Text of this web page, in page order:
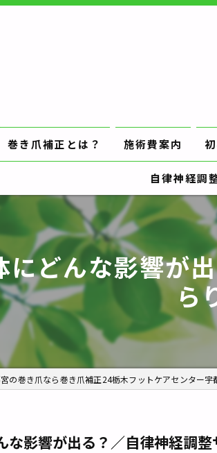
巻き爪補正とは？ 施術費案内
自律神経調
にどんな影響が
ら
の巻き爪なら巻き爪補正24栃木フットケアセンター宇
な影響が出る？／自律神経調